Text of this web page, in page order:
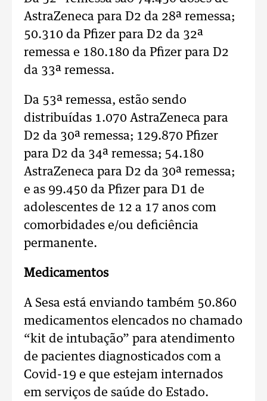
AstraZeneca para D2 da 28ª remessa;
50.310 da Pfizer para D2 da 32ª
remessa e 180.180 da Pfizer para D2
da 33ª remessa.
Da 53ª remessa, estão sendo
distribuídas 1.070 AstraZeneca para
D2 da 30ª remessa; 129.870 Pfizer
para D2 da 34ª remessa; 54.180
AstraZeneca para D2 da 30ª remessa;
e as 99.450 da Pfizer para D1 de
adolescentes de 12 a 17 anos com
comorbidades e/ou deficiência
permanente.
Medicamentos
A Sesa está enviando também 50.860
medicamentos elencados no chamado
“kit de intubação” para atendimento
de pacientes diagnosticados com a
Covid-19 e que estejam internados
em serviços de saúde do Estado.